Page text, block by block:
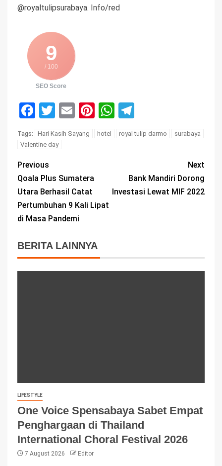
@royaltulipsurabaya. Info/red
9
/ 100
SEO Score
Facebook
Twitter
EmailPinterest
WhatsApp
Tags: Hari Kasih Sayang hotel royal tulip darmo
surabaya
Valentine day
Previous
Qoala Plus Sumatera
Utara Berhasil Catat
Pertumbuhan 9 Kali Lipat
di Masa Pandemi
Next
Bank Mandiri Dorong
Investasi Lewat MIF 2022
BERITA LAINNYA
LIFESTYLE
One Voice Spensabaya Sabet Empat
Penghargaan di Thailand
International Choral Festival 2026
7 August 2026 Editor